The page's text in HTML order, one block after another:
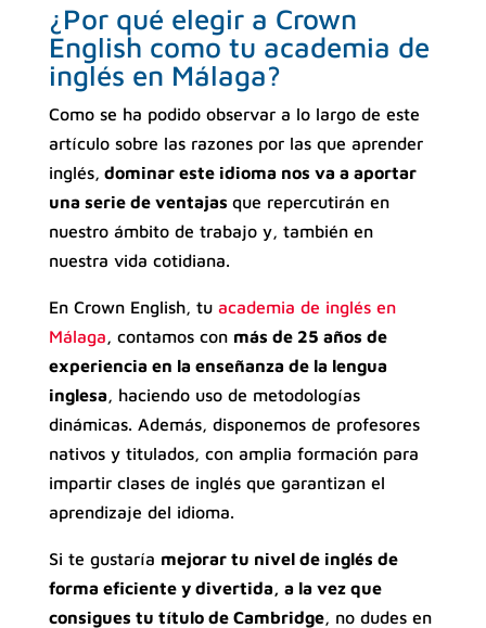
¿Por qué elegir a Crown
English como tu academia de
inglés en Málaga?
Como se ha podido observar a lo largo de este
artículo sobre las razones por las que aprender
inglés, dominar este idioma nos va a aportar
una serie de ventajas que repercutirán en
nuestro ámbito de trabajo y, también en
nuestra vida cotidiana.
En Crown English, tu academia de inglés en
Málaga, contamos con más de 25 años de
experiencia en la enseñanza de la lengua
inglesa, haciendo uso de metodologías
dinámicas. Además, disponemos de profesores
nativos y titulados, con amplia formación para
impartir clases de inglés que garantizan el
aprendizaje del idioma.
Si te gustaría mejorar tu nivel de inglés de
forma eficiente y divertida, a la vez que
consigues tu título de Cambridge, no dudes en